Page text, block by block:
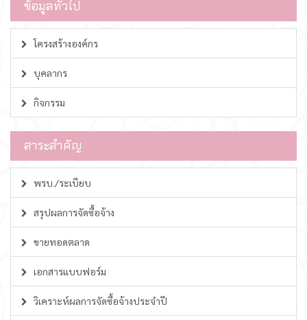
ข้อมูลทั่วไป
โครงสร้างองค์กร
บุคลากร
กิจกรรม
สาระสำคัญ
พรบ./ระเบียบ
สรุปผลการจัดซื้อจ้าง
ขายทอดตลาด
เอกสารแบบฟอร์ม
วิเคราะห์ผลการจัดซื้อจ้างประจำปี